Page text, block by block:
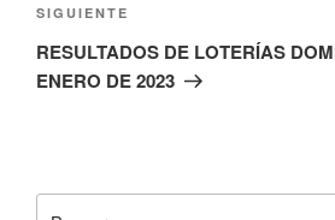
Siguiente
entrada
SIGUIENTE
RESULTADOS DE LOTERÍAS
ENERO DE 2023